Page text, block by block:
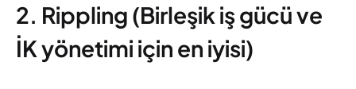
2. Rippling (Birleşik iş gücü ve
İK yönetimi için en iyisi)